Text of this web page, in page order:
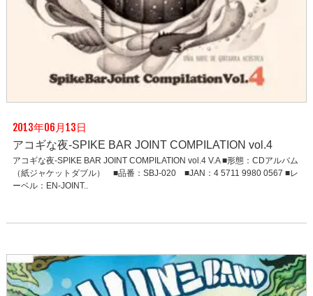
2013年06月13日
アコギな夜-SPIKE BAR JOINT COMPILATION vol.4
アコギな夜-SPIKE BAR JOINT COMPILATION vol.4 V.A ■形態：CDアルバム
（紙ジャケットダブル） ■品番：SBJ-020 ■JAN：4 5711 9980 0567 ■レ
ーベル：EN-JOINT..